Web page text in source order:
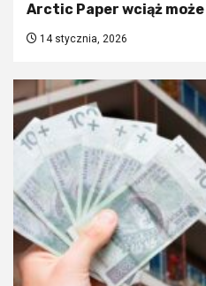
Arctic Paper wciąż
14 stycznia, 2026